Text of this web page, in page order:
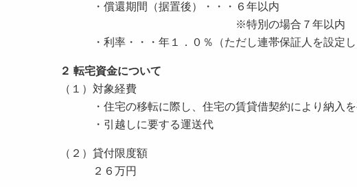
・償還期間（据置後）・・・６年以内
※特別の場合７年以内
・利率・・・年１．０％（ただし連帯保証人を設定し
２ 転宅資金について
（１）対象経費
・住宅の移転に際し、住宅の賃貸借契約により納入を
・引越しに要する運送代
（２）貸付限度額
２６万円